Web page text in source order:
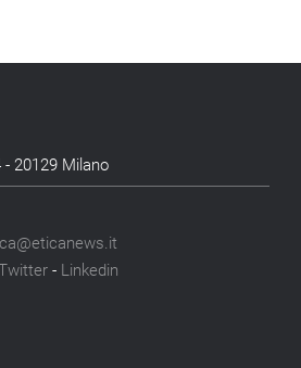
- 20129 Milano
- Linkedin